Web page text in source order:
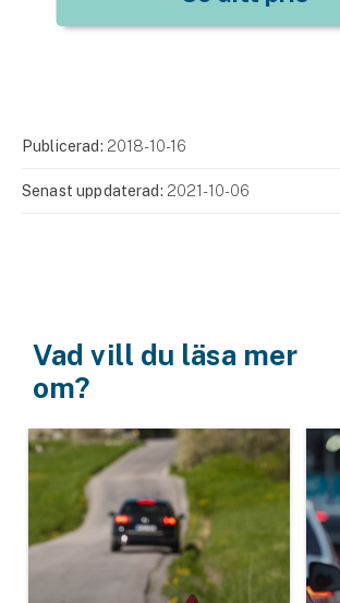
Publicerad: 2018-10-16
Senast uppdaterad: 2021-10-06
Vad vill du läsa mer
om?